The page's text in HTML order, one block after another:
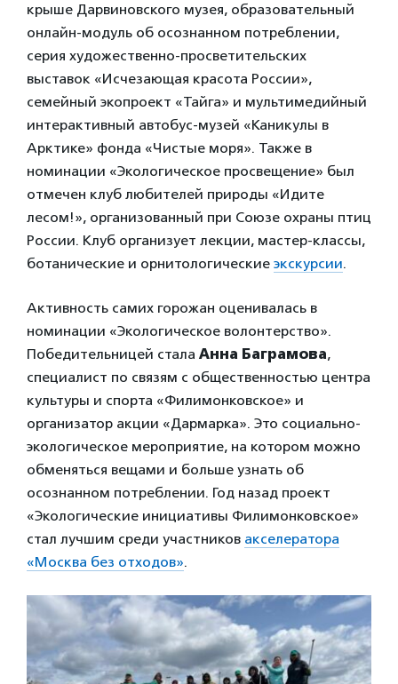
крыше Дарвиновского музея, образовательный
онлайн-модуль об осознанном потреблении,
серия художественно-просветительских
выставок «Исчезающая красота России»,
семейный экопроект «Тайга» и мультимедийный
интерактивный автобус-музей «Каникулы в
Арктике» фонда «Чистые моря». Также в
номинации «Экологическое просвещение» был
отмечен клуб любителей природы «Идите
лесом!», организованный при Союзе охраны птиц
России. Клуб организует лекции, мастер-классы,
ботанические и орнитологические экскурсии.
Активность самих горожан оценивалась в
номинации «Экологическое волонтерство».
Победительницей стала Анна Баграмова,
специалист по связям с общественностью центра
культуры и спорта «Филимонковское» и
организатор акции «Дармарка». Это социально-
экологическое мероприятие, на котором можно
обменяться вещами и больше узнать об
осознанном потреблении. Год назад проект
«Экологические инициативы Филимонковское»
стал лучшим среди участников акселератора
«Москва без отходов».